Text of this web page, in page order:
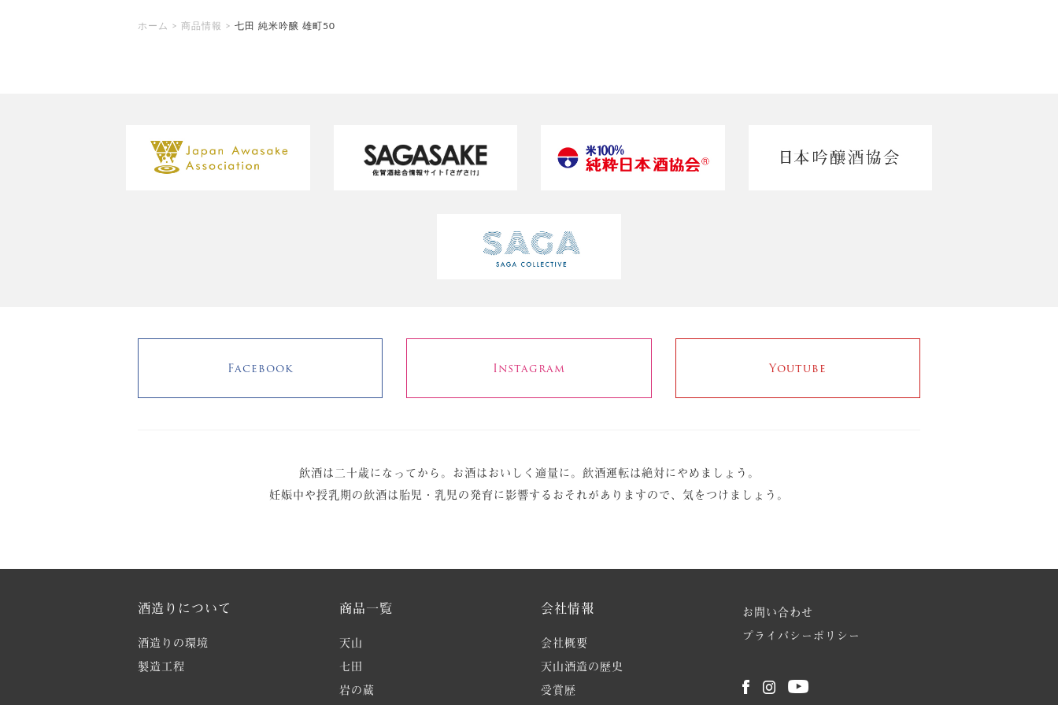
ホーム > 商品情報 > 七田 純米吟醸 雄町50
Facebook Instagram Youtube
飲酒は二十歳になってから。お酒はおいしく適量に。 飲酒運転は絶対にやめましょう。
妊娠中や授乳期の飲酒は胎児・乳児の発育に影響するおそれがありますので、気をつけましょう。
酒造りについて
酒造りの環境
製造工程
商品一覧
天山
七田
岩の蔵
会社情報
会社概要
天山酒造の歴史
受賞歴
お問い合わせ
プライバシーポリシー